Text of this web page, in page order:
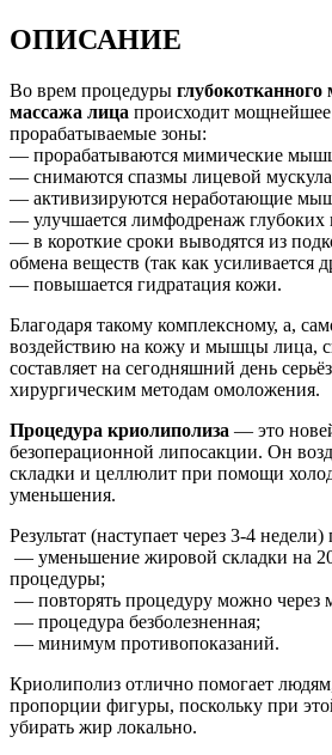
ОПИСАНИЕ
Во врем процедуры
массажа лица происходит мощнейшее
прорабатываемые зоны:
— прорабатываются мимические
— снимаются спазмы лицевой
— активизируются неработающие
— улучшается лимфодренаж глубоких
— в короткие сроки выводятся из
обмена веществ (так как усиливается
— повышается гидратация кожи.
Благодаря такому комплексному, а,
воздействию на кожу и мышцы лица,
составляет на сегодняшний день
хирургическим методам омоложения.
Процедура криолиполиза — это
безоперационной липосакции. Он
складки и целлюлит при помощи
уменьшения.
Результат (наступает через 3-4
— уменьшение жировой складки на
процедуры;
— повторять процедуру можно через
— процедура безболезненная;
— минимум противопоказаний.
Криолиполиз отлично помогает
пропорции фигуры, поскольку при
убирать жир локально.